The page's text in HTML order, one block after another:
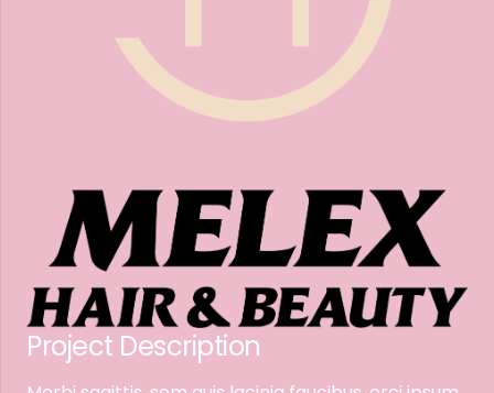
Project Description